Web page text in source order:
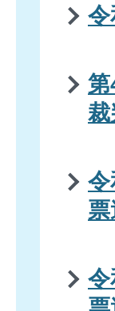
第
裁
令
票
令